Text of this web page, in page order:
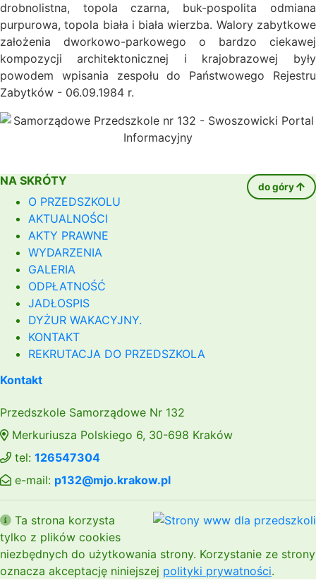
drobnolistna, topola czarna, buk-pospolita odmiana
purpurowa, topola biała i biała wierzba. Walory zabytkowe
założenia dworkowo-parkowego o bardzo ciekawej
kompozycji architektonicznej i krajobrazowej były
powodem wpisania zespołu do Państwowego Rejestru
Zabytków - 06.09.1984 r.
NA SKRÓTY do góry
O PRZEDSZKOLU
AKTUALNOŚCI
AKTY PRAWNE
WYDARZENIA
GALERIA
ODPŁATNOŚĆ
JADŁOSPIS
DYŻUR WAKACYJNY.
KONTAKT
REKRUTACJA DO PRZEDSZKOLA
Kontakt
Przedszkole Samorządowe Nr 132
Merkuriusza Polskiego 6, 30-698 Kraków
tel: 126547304
e-mail: p132@mjo.krakow.pl
Ta strona korzysta
tylko z plików cookies
niezbędnych do użytkowania strony. Korzystanie ze strony
oznacza akceptację niniejszej polityki prywatności.